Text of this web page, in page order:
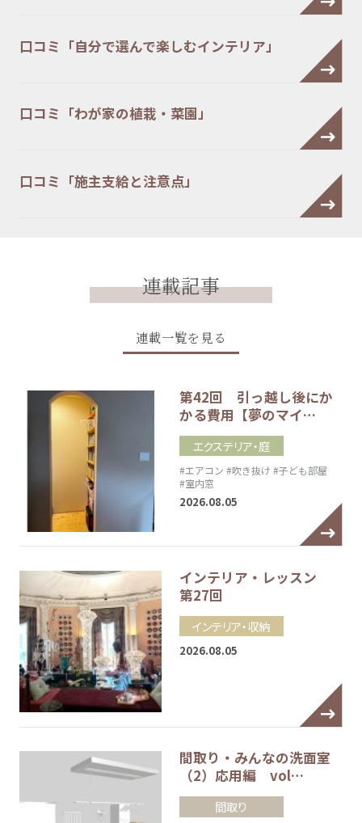
口コミ「自分で選んで楽しむインテリア」
口コミ「わが家の植栽・菜園」
口コミ「施主支給と注意点」
連載記事
連載一覧を見る
第42回 引っ越し後にか
かる費用【夢のマイ…
エクステリア・庭
#エアコン #吹き抜け #子ども部屋
#室内窓
2026.08.05
インテリア・レッスン
第27回
インテリア・収納
2026.08.05
間取り・みんなの洗面室
（2）応用編 vol…
間取り